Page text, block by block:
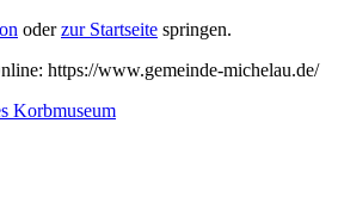
oderzur Startseite springen.
https://www.gemeinde-michelau.de/